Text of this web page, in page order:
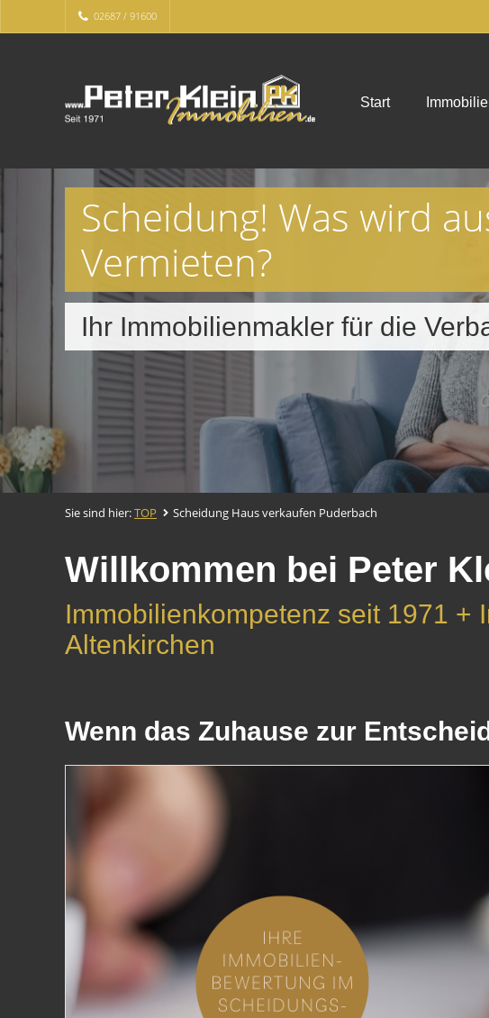
02687 / 91600
Start
Scheidung! Was wird
Vermieten?
Ihr Immobilienmakler für die
Sie sind hier:TOP Scheidung Haus verkaufen Puderbach
Willkommen bei Peter
Immobilienkompetenz seit 1971 +
Altenkirchen
Wenn das Zuhause zur